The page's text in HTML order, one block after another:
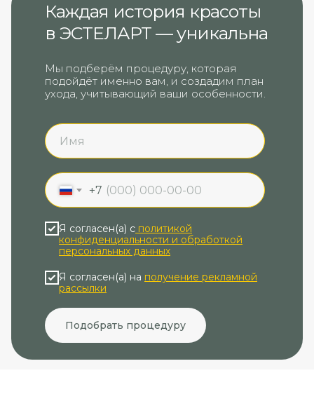
+7
Я согласен(а) с политикой
конфиденциальности и обработкой
персональных данных
Я согласен(а) на получение рекламной
рассылки
Подобрать процедуру
Каждая история красоты
в ЭСТЕЛАРТ‎ — уникальна
Мы подберём процедуру, которая
подойдёт именно вам, и создадим план
ухода, учитывающий ваши особенности.